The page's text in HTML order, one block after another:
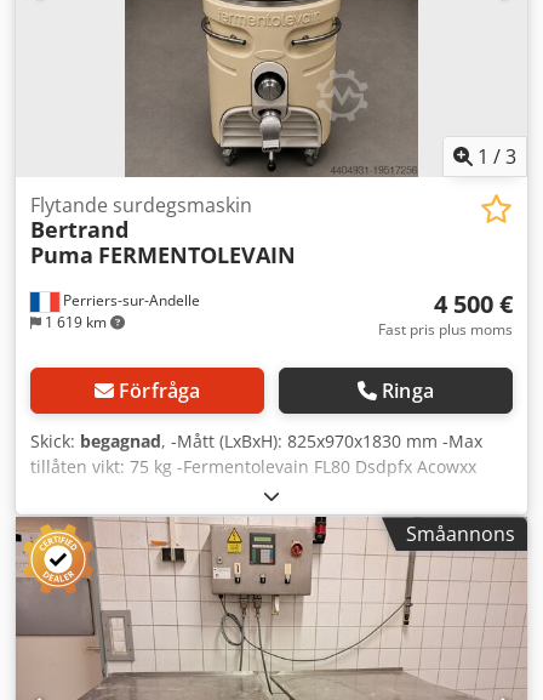
1 /3
Perriers-sur-Andelle
1 619 km
Flytande surdegsmaskin
Bertrand
Puma FERMENTOLEVAIN
4 500 €
Fast pris plus moms
Förfråga Ringa
Skick: begagnad, -Mått (LxBxH): 825x970x1830 mm -Max
tillåten vikt: 75 kg -Fermentolevain FL80 Dsdpfx Acowxx
Ikezokr -Totalt användbar vikt: 60 kg -Total kapacitet: 140 L
-Effekt: 1,15 kW -Spänning: 380 V -Vikt: 220 kg Iisy Tdu
Dewxx Ikocof -Tillverkningsår: 2006 -Egenskaper: Ram av
galvaniserat stål -Monterad på 4 svängbara hjul, 2 med
broms -Tank och verktyg i rostfritt stål -Elektroniskt
styrpanel med minne -Rengöringssystem med dusch -
Förstärkt motor
Småannons